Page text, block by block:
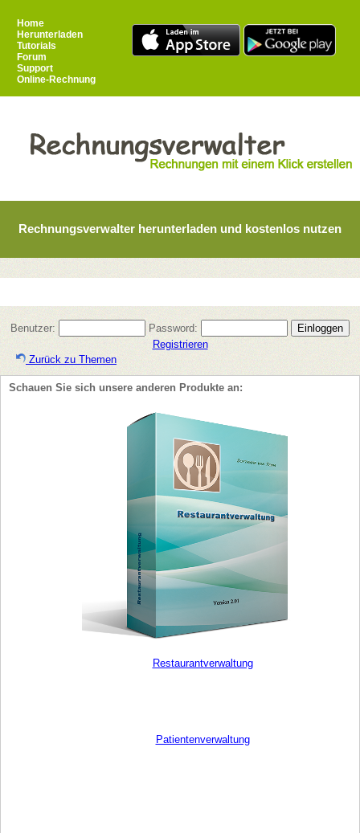
Home
Herunterladen
Tutorials
Forum
Support
Online-Rechnung
Rechnungsverwalter herunterladen und kostenlos nutzen
Benutzer:
Password:
Registrieren
Zurück zu Themen
Schauen Sie sich unsere anderen Produkte an:
Restaurantverwaltung